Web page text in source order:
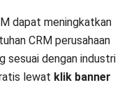
dapat meningkatkan
CRM perusahaan
sesuai dengan industri
lewat klik banner